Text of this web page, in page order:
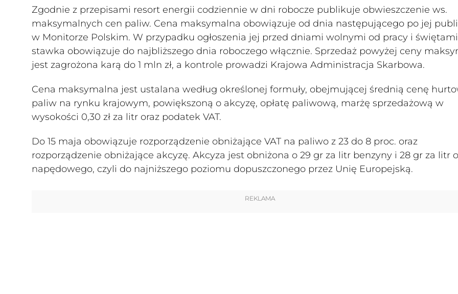
Zgodnie z przepisami resort energii codziennie w dni robocze publikuje obwieszczenie ws.
maksymalnych cen paliw. Cena maksymalna obowiązuje od dnia następującego po jej
w Monitorze Polskim. W przypadku ogłoszenia jej przed dniami wolnymi od pracy i świętami
stawka obowiązuje do najbliższego dnia roboczego włącznie. Sprzedaż powyżej ceny
jest zagrożona karą do 1 mln zł, a kontrole prowadzi Krajowa Administracja Skarbowa.
Cena maksymalna jest ustalana według określonej formuły, obejmującej średnią cenę
paliw na rynku krajowym, powiększoną o akcyzę, opłatę paliwową, marżę sprzedażową w
wysokości 0,30 zł za litr oraz podatek VAT.
Do 15 maja obowiązuje rozporządzenie obniżające VAT na paliwo z 23 do 8 proc. oraz
rozporządzenie obniżające akcyzę. Akcyza jest obniżona o 29 gr za litr benzyny i 28 gr za litr
napędowego, czyli do najniższego poziomu dopuszczonego przez Unię Europejską.
REKLAMA